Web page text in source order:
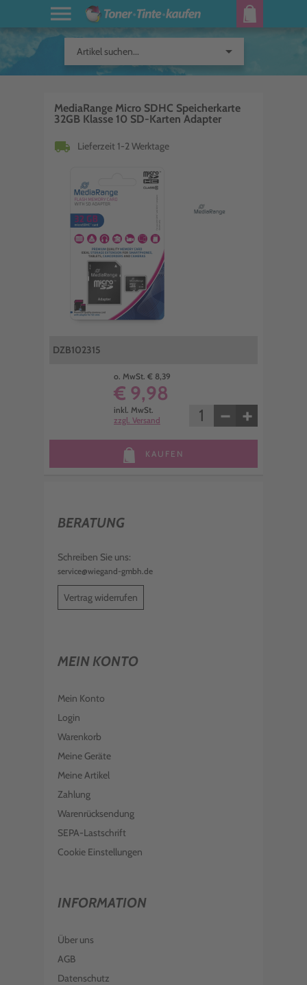
Artikel suchen... arrow_drop_down
MediaRange Micro SDHC Speicherkarte
32GB Klasse 10 SD-Karten Adapter
local_shipping Lieferzeit 1-2 Werktage
DZB102315
o. MwSt. € 8,39
€ 9,98
inkl. MwSt.
zzgl. Versand
− +
KAUFEN
BERATUNG
Schreiben Sie uns:
service@wiegand-gmbh.de
Vertrag widerrufen
MEIN KONTO
Mein Konto
Login
Warenkorb
Meine Geräte
Meine Artikel
Zahlung
Warenrücksendung
SEPA-Lastschrift
Cookie Einstellungen
INFORMATION
Über uns
AGB
Datenschutz